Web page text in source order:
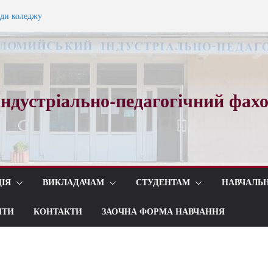
коледжу
вальсу…
педагогічний
ВИКЛАДАЧАМ СТУДЕНТАМ
КОНТАКТИ ЗАОЧНА ФОРМА НАВЧАННЯ